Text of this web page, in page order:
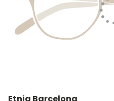
Etnia Barcelona